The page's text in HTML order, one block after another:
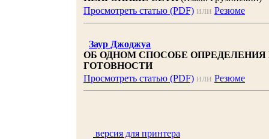
Просмотреть статью (PDF) или Резюме
Заур Джоджуа
ОБ ОДНОМ СПОСОБЕ
ГОТОВНОСТИ
Просмотреть статью (PDF) или Резюме
версия для принтера